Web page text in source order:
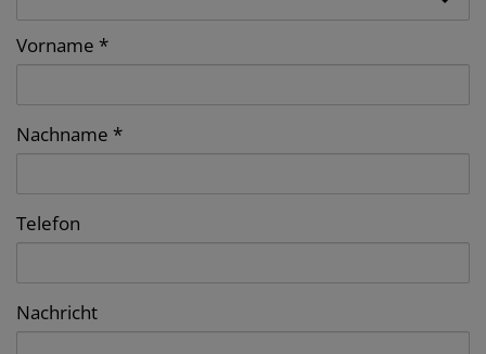
Vorname
Nachname
Telefon
Nachricht